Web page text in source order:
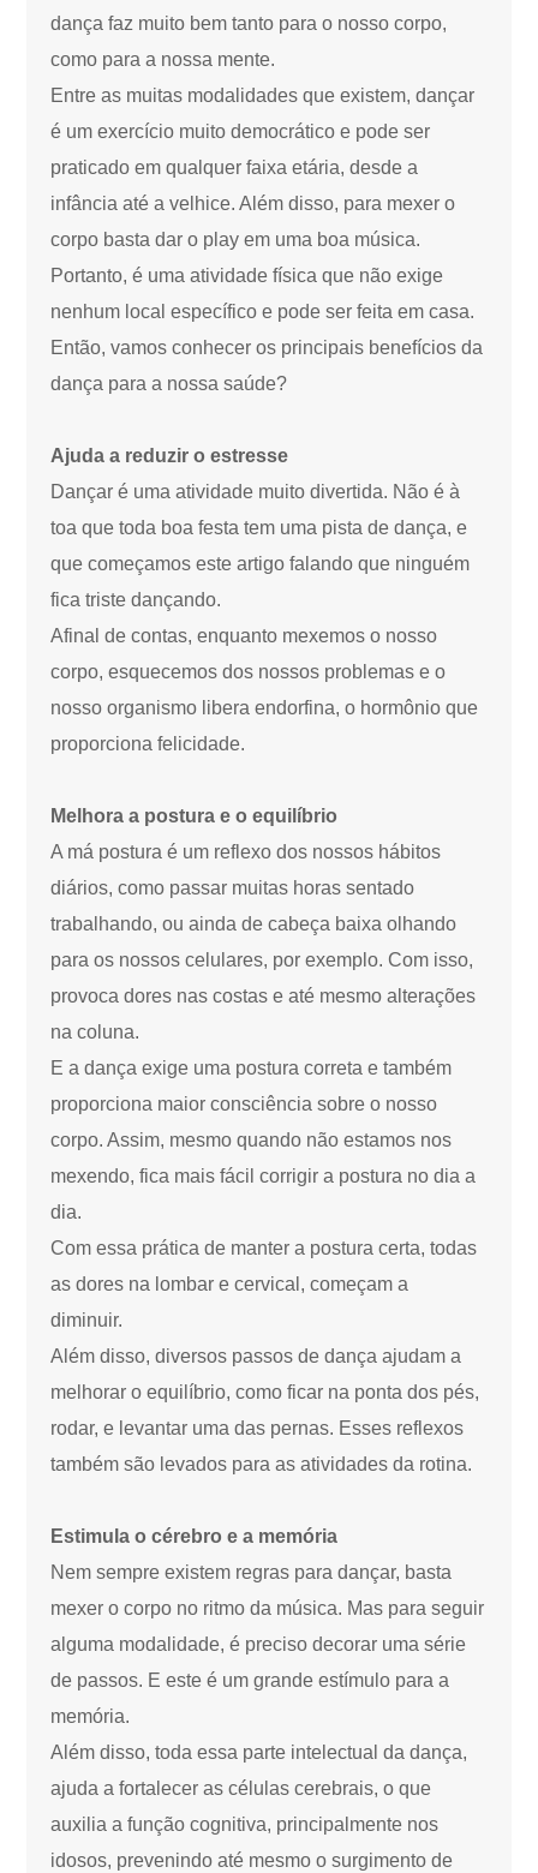
dança faz muito bem tanto para o nosso corpo,
como para a nossa mente.
Entre as muitas modalidades que existem, dançar
é um exercício muito democrático e pode ser
praticado em qualquer faixa etária, desde a
infância até a velhice. Além disso, para mexer o
corpo basta dar o play em uma boa música.
Portanto, é uma atividade física que não exige
nenhum local específico e pode ser feita em casa.
Então, vamos conhecer os principais benefícios da
dança para a nossa saúde?
Ajuda a reduzir o estresse
Dançar é uma atividade muito divertida. Não é à
toa que toda boa festa tem uma pista de dança, e
que começamos este artigo falando que ninguém
fica triste dançando.
Afinal de contas, enquanto mexemos o nosso
corpo, esquecemos dos nossos problemas e o
nosso organismo libera endorfina, o hormônio que
proporciona felicidade.
Melhora a postura e o equilíbrio
A má postura é um reflexo dos nossos hábitos
diários, como passar muitas horas sentado
trabalhando, ou ainda de cabeça baixa olhando
para os nossos celulares, por exemplo. Com isso,
provoca dores nas costas e até mesmo alterações
na coluna.
E a dança exige uma postura correta e também
proporciona maior consciência sobre o nosso
corpo. Assim, mesmo quando não estamos nos
mexendo, fica mais fácil corrigir a postura no dia a
dia.
Com essa prática de manter a postura certa, todas
as dores na lombar e cervical, começam a
diminuir.
Além disso, diversos passos de dança ajudam a
melhorar o equilíbrio, como ficar na ponta dos pés,
rodar, e levantar uma das pernas. Esses reflexos
também são levados para as atividades da rotina.
Estimula o cérebro e a memória
Nem sempre existem regras para dançar, basta
mexer o corpo no ritmo da música. Mas para seguir
alguma modalidade, é preciso decorar uma série
de passos. E este é um grande estímulo para a
memória.
Além disso, toda essa parte intelectual da dança,
ajuda a fortalecer as células cerebrais, o que
auxilia a função cognitiva, principalmente nos
idosos, prevenindo até mesmo o surgimento de